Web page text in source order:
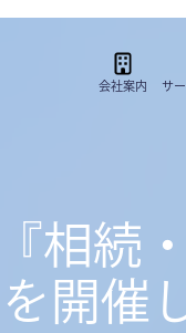
会社案内 サ
相続
開催